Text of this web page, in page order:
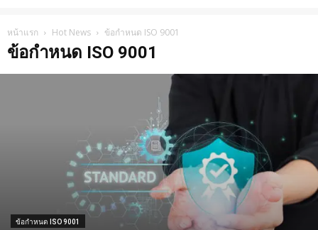
หน้าแรก Hot News ข้อกำหนด ISO 9001
ข้อกำหนด ISO 9001
ข้อกำหนด ISO 9001